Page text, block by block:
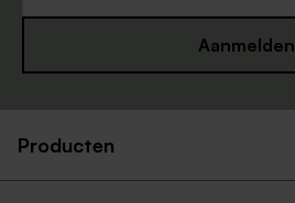
Aanmelden
Producten